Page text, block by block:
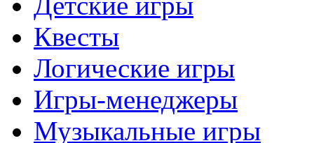
Квесты
Логические игры
Игры-менеджеры
Музыкальные игры